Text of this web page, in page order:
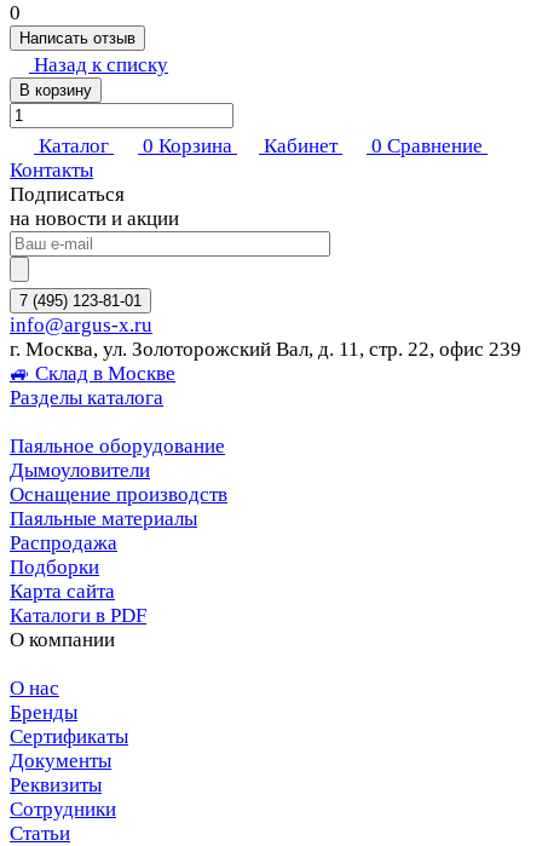
0
Написать отзыв
Назад к списку
В корзину
Каталог 0 Корзина Кабинет 0 Сравнение
Контакты
Подписаться
на новости и акции
7 (495) 123-81-01
info@argus-x.ru
г. Москва, ул. Золоторожский Вал, д. 11, стр. 22, офис 239
🚙 Склад в Москве
Разделы каталога
Паяльное оборудование
Дымоуловители
Оснащение производств
Паяльные материалы
Распродажа
Подборки
Карта сайта
Каталоги в PDF
О компании
О нас
Бренды
Сертификаты
Документы
Реквизиты
Сотрудники
Статьи